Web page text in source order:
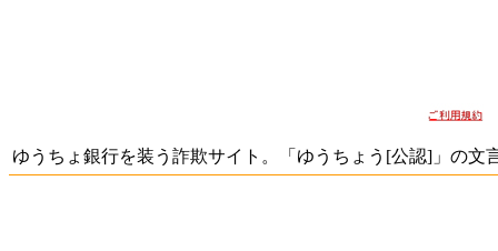
ゆうちょ銀行を装う詐欺サイト。「ゆうちょう[公認]」の